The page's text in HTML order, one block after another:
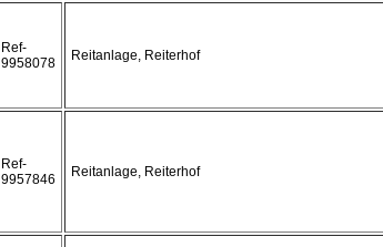
Ref-
9958078
Reitanlage, Reiterhof
Ref-
9957846
Reitanlage, Reiterhof